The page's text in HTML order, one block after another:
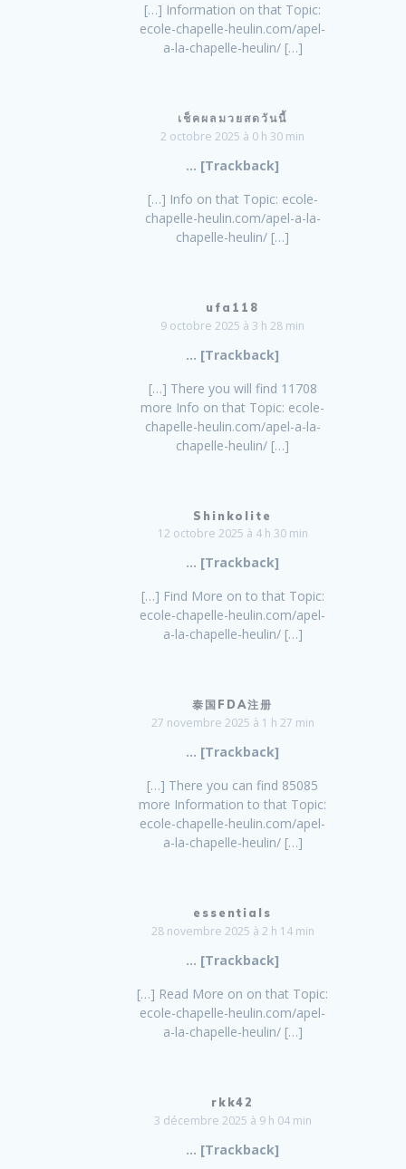
[…] Information on that Topic:
ecole-chapelle-heulin.com/apel-
a-la-chapelle-heulin/ […]
เช็คผลมวยสดวันนี้
2 octobre 2025 à 0 h 30 min
… [Trackback]
[…] Info on that Topic: ecole-
chapelle-heulin.com/apel-a-la-
chapelle-heulin/ […]
ufa118
9 octobre 2025 à 3 h 28 min
… [Trackback]
[…] There you will find 11708
more Info on that Topic: ecole-
chapelle-heulin.com/apel-a-la-
chapelle-heulin/ […]
Shinkolite
12 octobre 2025 à 4 h 30 min
… [Trackback]
[…] Find More on to that Topic:
ecole-chapelle-heulin.com/apel-
a-la-chapelle-heulin/ […]
泰国FDA注册
27 novembre 2025 à 1 h 27 min
… [Trackback]
[…] There you can find 85085
more Information to that Topic:
ecole-chapelle-heulin.com/apel-
a-la-chapelle-heulin/ […]
essentials
28 novembre 2025 à 2 h 14 min
… [Trackback]
[…] Read More on on that Topic:
ecole-chapelle-heulin.com/apel-
a-la-chapelle-heulin/ […]
rkk42
3 décembre 2025 à 9 h 04 min
… [Trackback]